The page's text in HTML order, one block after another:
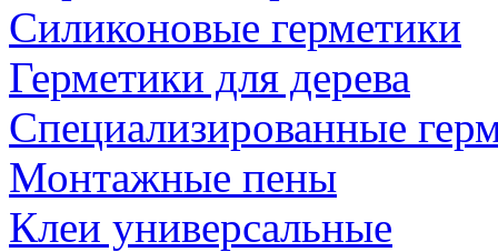
Силиконовые герметики
Герметики для дерева
Специализированные
Монтажные пены
Клеи универсальные